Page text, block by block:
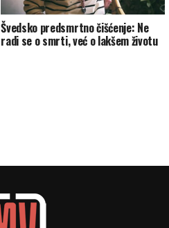
Švedsko predsmrtno čišćenje: Ne
radi se o smrti, već o lakšem životu